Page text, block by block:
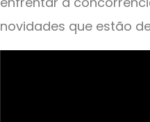
novidades que estão